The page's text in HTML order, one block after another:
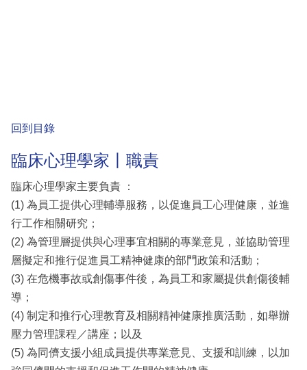
回到目錄
臨床心理學家丨職責
臨床心理學家主要負責 ：
(1) 為員工提供心理輔導服務，以促進員工心理健康，並進
行工作相關研究；
(2) 為管理層提供與心理事宜相關的專業意見，並協助管理
層擬定和推行促進員工精神健康的部門政策和活動；
(3) 在危機事故或創傷事件後，為員工和家屬提供創傷後輔
導；
(4) 制定和推行心理教育及相關精神健康推廣活動，如舉辦
壓力管理課程／講座；以及
(5) 為同儕支援小組成員提供專業意見、支援和訓練，以加